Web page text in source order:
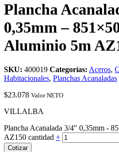
Plancha
0,35mm –
Aluminio 5m
SKU: 400019 Categorías: Aceros,
Habitacionales, Planchas Acanaladas
$23.078 Valor NETO
VILLALBA
Plancha Acanalada 3/4″ 0,35mm -
AZ150 cantidad +
Cotizar